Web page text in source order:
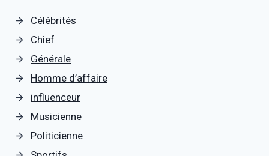
Célébrités
Chief
Générale
Homme d’affaire
influenceur
Musicienne
Politicienne